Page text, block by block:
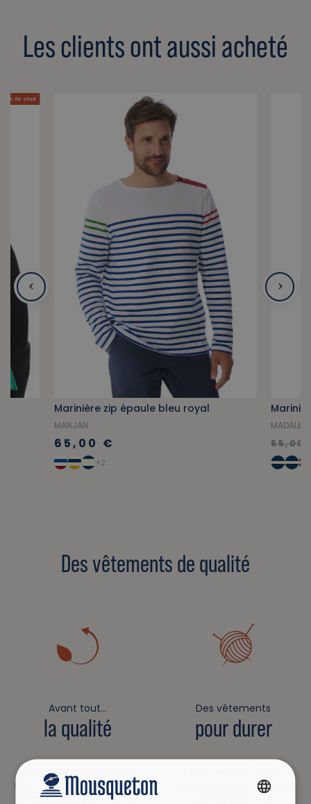
Les clients ont aussi acheté
de stock
Marinière zip épaule bleu royal
MARJAN
65,00 €
+2
MADALEN
55,00
Des vêtements de qualité
Avant tout…
la qualité
Notre bureau de style
sélectionne pour vous des
matières de qualité pour
Des vêtements
pour durer
résistantes, des matières